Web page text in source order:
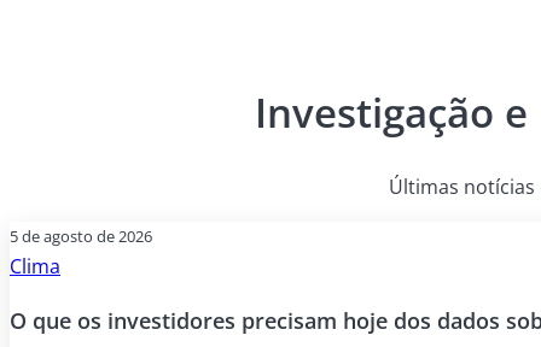
Investigação
Últimas
5 de agosto de 2026
Clima
O que os investidores precisam hoje dos dados